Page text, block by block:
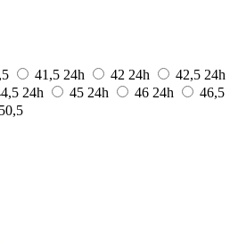
41,5 24h 42 24h 42,5 24h
24h 45 24h 46 24h
46,5
50,5